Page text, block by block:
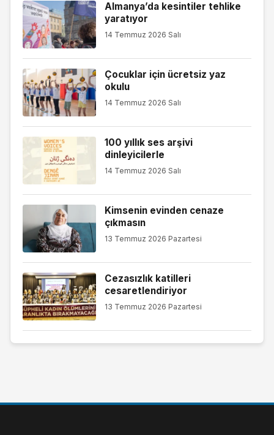
Almanya’da kesintiler tehlike
yaratıyor
14 Temmuz 2026 Salı
Çocuklar için ücretsiz yaz
okulu
14 Temmuz 2026 Salı
100 yıllık ses arşivi
dinleyicilerle
14 Temmuz 2026 Salı
Kimsenin evinden cenaze
çıkmasın
13 Temmuz 2026 Pazartesi
Cezasızlık katilleri
cesaretlendiriyor
13 Temmuz 2026 Pazartesi